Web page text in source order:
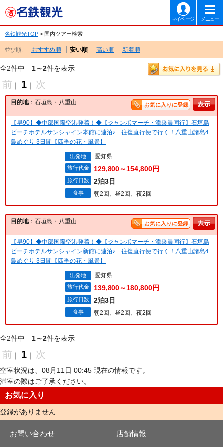
マイページ メニュー
名鉄観光TOP > 国内ツアー検索
並び順: おすすめ順 安い順 高い順 新着順
全2件中 1～2件を表示
前 ｜ 1 ｜ 次
目的地：石垣島・八重山 お気に入りに登録
【早90】◆中部国際空港発着！◆【ジャンボマーチ・添乗員同行】石垣島
ビーチホテルサンシャイン本館に連泊♪ 往復直行便で行く！八重山諸島4
島めぐり 3日間【四季の花・風景】
出発地 愛知県
旅行代金 129,800～154,800円
旅行日数 2泊3日
食事 朝2回、昼2回、夜2回
目的地：石垣島・八重山 お気に入りに登録
【早90】◆中部国際空港発着！◆【ジャンボマーチ・添乗員同行】石垣島
ビーチホテルサンシャイン新館に連泊♪ 往復直行便で行く！八重山諸島4
島めぐり 3日間【四季の花・風景】
出発地 愛知県
旅行代金 139,800～180,800円
旅行日数 2泊3日
食事 朝2回、昼2回、夜2回
全2件中 1～2件を表示
前 ｜ 1 ｜ 次
空室状況は、08月11日 00:45 現在の情報です。
満室の際はご了承ください。
お気に入り
登録がありません
お問い合わせ 店舗情報